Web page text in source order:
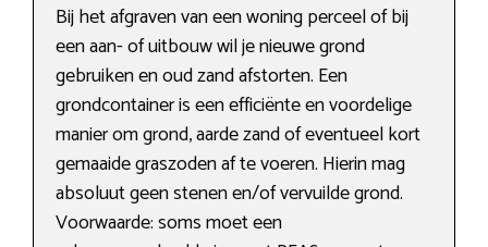
Bij het afgraven van een woning perceel of bij
een aan- of uitbouw wil je nieuwe grond
gebruiken en oud zand afstorten. Een
grondcontainer is een efficiënte en voordelige
manier om grond, aarde zand of eventueel kort
gemaaide graszoden af te voeren. Hierin mag
absoluut geen stenen en/of vervuilde grond.
Voorwaarde: soms moet een